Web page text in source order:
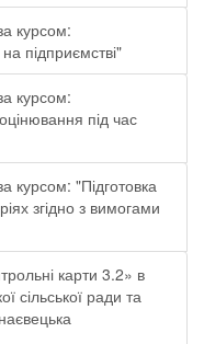
курсом:
підприємстві"
курсом:
під час
курсом: "Підготовка
згідно з вимогами
карти 3.2» в
сільської ради та